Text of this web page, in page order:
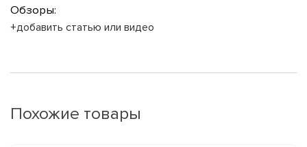
Обзоры:
+добавить статью или видео
Похожие товары